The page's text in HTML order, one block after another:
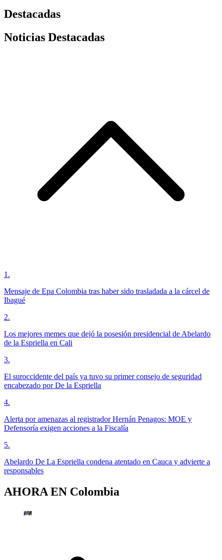
Destacadas
Noticias Destacadas
1 .
Mensaje de Epa Colombia tras haber sido trasladada a la cárcel de
Ibagué
2.
Los mejores memes que dejó la posesión presidencial de Abelardo
de la Espriella en Cali
3.
El suroccidente del país ya tuvo su primer consejo de seguridad
encabezado por De la Espriella
4.
Alerta por amenazas al registrador Hernán Penagos: MOE y
Defensoría exigen acciones a la Fiscalía
5.
Abelardo De La Espriella condena atentado en Cauca y advierte a
responsables
AHORA EN Colombia